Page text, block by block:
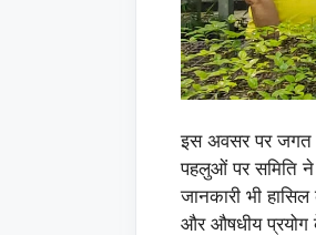
इस अवसर पर जगत
पहलुओं पर समिति ने
जानकारी भी
और औषधीय प्रयोग